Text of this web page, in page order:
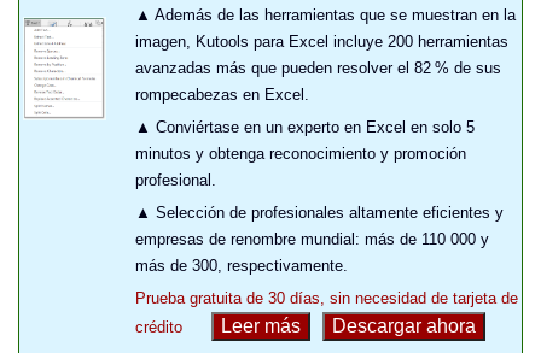
▲ Además de las herramientas que se muestran en la
imagen, Kutools para Excel incluye 200 herramientas
avanzadas más que pueden resolver el 82 % de sus
rompecabezas en Excel.
▲ Conviértase en un experto en Excel en solo 5
minutos y obtenga reconocimiento y promoción
profesional.
▲ Selección de profesionales altamente eficientes y
empresas de renombre mundial: más de 110 000 y
más de 300, respectivamente.
Prueba gratuita de 30 días, sin necesidad de tarjeta de
crédito
Leer más Descargar ahora